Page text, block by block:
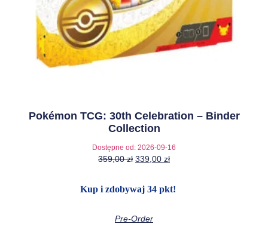
Pokémon TCG: 30th Celebration – Binder
Collection
Dostępne od: 2026-09-16
359,00zł 339,00 zł
Kup i zdobywaj 34 pkt!
Pre-Order